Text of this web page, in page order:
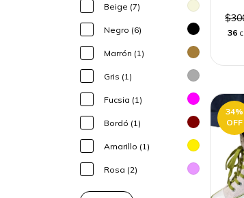
Beige (7)
Negro (6)
Marrón (1)
Gris (1)
Fucsia (1)
Bordó (1)
Amarillo (1)
Rosa (2)
36
34%
OFF